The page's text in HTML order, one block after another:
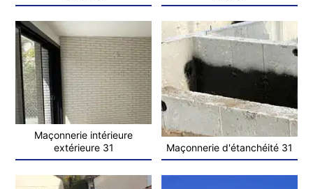
Maçonnerie intérieure
extérieure 31
Maçonnerie d'étanchéité 31